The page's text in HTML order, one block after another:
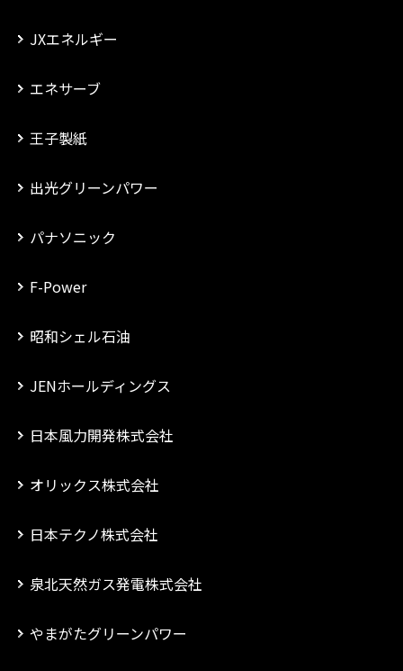
JXエネルギー
エネサーブ
王子製紙
出光グリーンパワー
パナソニック
F-Power
昭和シェル石油
JENホールディングス
日本風力開発株式会社
オリックス株式会社
日本テクノ株式会社
泉北天然ガス発電株式会社
やまがたグリーンパワー